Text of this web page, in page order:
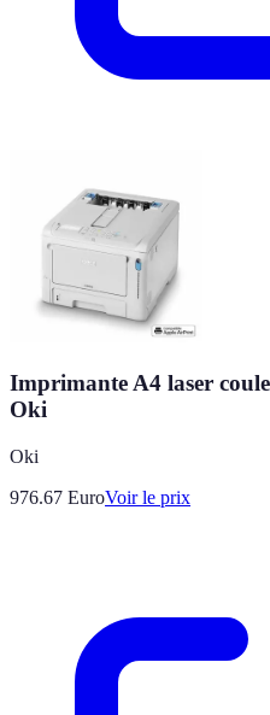
Imprimante A4 laser
Oki
Oki
976.67 EuroVoir le prix